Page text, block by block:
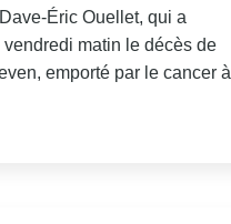
Éric Ouellet, qui a
matin le décès de
emporté par le cancer à